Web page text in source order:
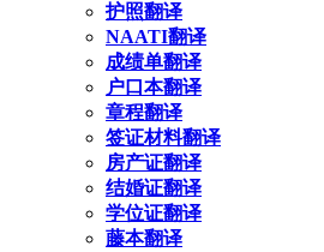
护照翻译
NAATI翻译
成绩单翻译
户口本翻译
章程翻译
签证材料翻译
房产证翻译
结婚证翻译
学位证翻译
藤本翻译